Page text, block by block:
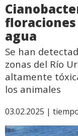
agua
Se han
zonas del Río
altamente
los animales
03.02.2025 |